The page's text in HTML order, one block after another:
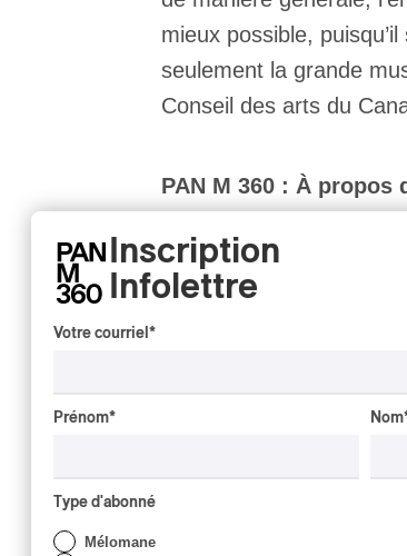
mieux possible,
seulement la grande
Conseil des arts du
PAN M 360 : À
Cameron Crozman :
Conseil des arts du
lequel j’ai enregistré
Montagnana de la
PAN M 360 :
Inscription
Infolettre
Votre courriel *
Prénom* Nom
Type d'abonné
Mélomane